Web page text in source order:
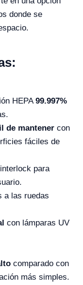
donde se
HEPA 99.997%
de mantener con
fáciles de
interlock para
a las ruedas
con lámparas UV
comparado con
más simples.